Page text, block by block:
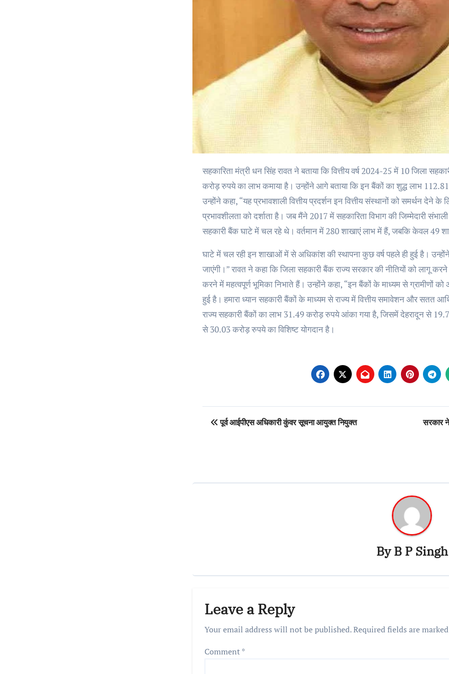
सहकारिता मंत्री धन सिंह रावत ने बताया कि वित्तीय वर्ष 2024-25 में 10 जिला सहकारी बैंकों और राज्य सहकारी बैंक समेत कुल 11 बैंकों ने 250
करोड़ रुपये का लाभ कमाया है। उन्होंने आगे बताया कि इन बैंकों का शुद्ध लाभ
उन्होंने कहा, “यह प्रभावशाली वित्तीय प्रदर्शन इन वित्तीय संस्थानों को समर्थन देने के
प्रभावशीलता को दर्शाता है। जब मैंने 2017 में सहकारिता विभाग की जिम्मेदारी
सहकारी बैंक घाटे में चल रहे थे। वर्तमान में 280 शाखाएं लाभ में हैं, जबकि केवल 49
घाटे में चल रही इन शाखाओं में से अधिकांश की स्थापना कुछ वर्ष पहले ही हुई है।
जाएंगी।” रावत ने कहा कि जिला सहकारी बैंक राज्य सरकार की नीतियों को लागू
करने में महत्वपूर्ण भूमिका निभाते हैं। उन्होंने कहा, “इन बैंकों के माध्यम से ग्रामीणों
हुई है। हमारा ध्यान सहकारी बैंकों के माध्यम से राज्य में वित्तीय समावेशन और सतत
राज्य सहकारी बैंकों का लाभ 31.49 करोड़ रुपये आंका गया है, जिसमें देहरादून से
से 30.03 करोड़ रुपये का विशिष्ट योगदान है।
Post
पूर्व आईपीएस अधिकारी कुंवर सूचना आयुक्त नियुक्त सरकार
ByB P Singh
Leave a Reply
Your email address will not be published.Required fields are
Comment*